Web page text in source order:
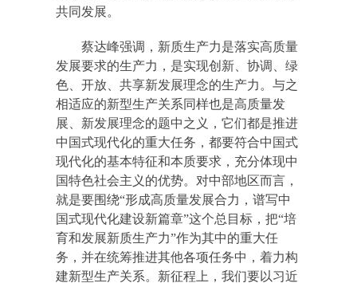
共同发展。
蔡达峰强调，新质生产力是落实高质量
发展要求的生产力，是实现创新、协调、绿
色、开放、共享新发展理念的生产力。与之
相适应的新型生产关系同样也是高质量发
展、新发展理念的题中之义，它们都是推进
中国式现代化的重大任务，都要符合中国式
现代化的基本特征和本质要求，充分体现中
国特色社会主义的优势。对中部地区而言，
就是要围绕“形成高质量发展合力，谱写中
国式现代化建设新篇章”这个总目标，把“培
育和发展新质生产力”作为其中的重大任
务，并在统筹推进其他各项任务中，着力构
建新型生产关系。新征程上，我们要以习近